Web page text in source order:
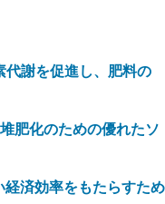
代謝を促進し、肥料の
肥化のための優れたソ
済効率をもたらすため